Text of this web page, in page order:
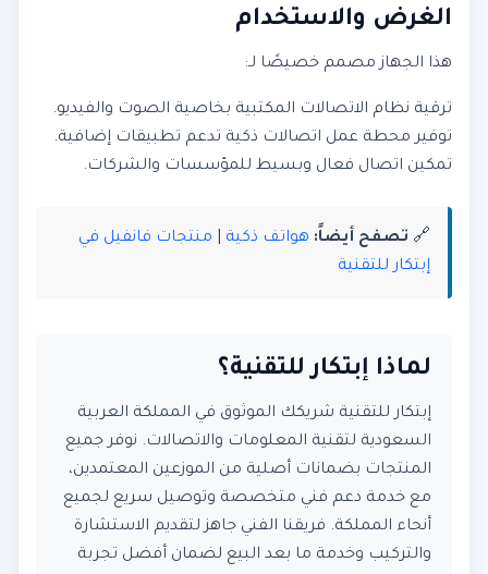
الغرض والاستخدام
هذا الجهاز مصمم خصيصًا لـ:
ترقية نظام الاتصالات المكتبية بخاصية الصوت والفيديو.
توفير محطة عمل اتصالات ذكية تدعم تطبيقات إضافية.
تمكين اتصال فعال وبسيط للمؤسسات والشركات.
🔗 تصفح أيضاً: هواتف ذكية
منتجات فانفيل في
إبتكار للتقنية
لماذا إبتكار للتقنية؟
إبتكار للتقنية شريكك الموثوق في المملكة العربية
السعودية لتقنية المعلومات والاتصالات. نوفر جميع
المنتجات بضمانات أصلية من الموزعين المعتمدين،
مع خدمة دعم فني متخصصة وتوصيل سريع لجميع
أنحاء المملكة. فريقنا الفني جاهز لتقديم الاستشارة
والتركيب وخدمة ما بعد البيع لضمان أفضل تجربة